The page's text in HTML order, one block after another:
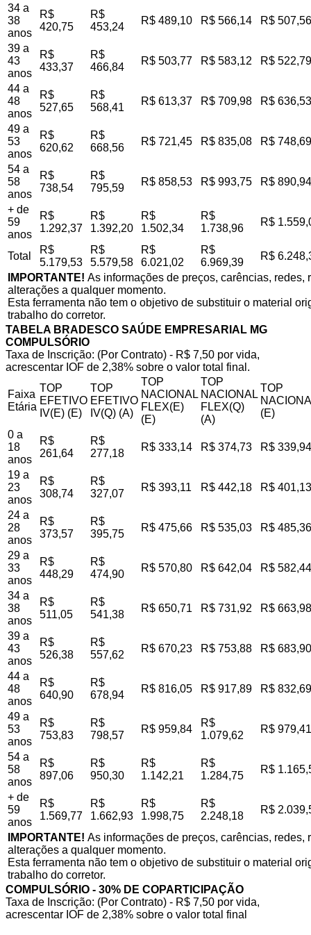
34 a
38
anos
R$
420,75
R$
453,24
R$ 489,10 R$ 566,14 R$ 507,56
39 a
43
anos
R$
433,37
R$
466,84
R$ 503,77 R$ 583,12 R$ 522,79
44 a
48
anos
R$
527,65
R$
568,41
R$ 613,37 R$ 709,98 R$ 636,53
49 a
53
anos
R$
620,62
R$
668,56
R$ 721,45 R$ 835,08 R$ 748,69
54 a
58
anos
R$
738,54
R$
795,59
R$ 858,53 R$ 993,75 R$ 890,94
+ de
59
anos
R$
1.292,37
R$
1.392,20
R$
1.502,34
R$
1.738,96
R$
Total
R$
5.179,53
R$
5.579,58
R$
6.021,02
R$
6.969,39
R$
IMPORTANTE! As informações de preços, carências,
alterações a qualquer momento.
Esta ferramenta não tem o objetivo de substituir o material
trabalho do corretor.
TABELA BRADESCO SAÚDE EMPRESARIAL MG
COMPULSÓRIO
Taxa de Inscrição: (Por Contrato) - R$ 7,50 por vida,
acrescentar IOF de 2,38% sobre o valor total final.
Faixa
Etária
TOP
EFETIVO
IV(E) (E)
TOP
EFETIVO
IV(Q) (A)
TOP
NACIONAL
FLEX(E)
(E)
TOP
NACIONAL
FLEX(Q)
(A)
TOP
(E)
0 a
18
anos
R$
261,64
R$
277,18
R$ 333,14 R$ 374,73 R$ 339,94
19 a
23
anos
R$
308,74
R$
327,07
R$ 393,11 R$ 442,18 R$ 401,13
24 a
28
anos
R$
373,57
R$
395,75
R$ 475,66 R$ 535,03 R$ 485,36
29 a
33
anos
R$
448,29
R$
474,90
R$ 570,80 R$ 642,04 R$ 582,44
34 a
38
anos
R$
511,05
R$
541,38
R$ 650,71 R$ 731,92 R$ 663,98
39 a
43
anos
R$
526,38
R$
557,62
R$ 670,23 R$ 753,88 R$ 683,90
44 a
48
anos
R$
640,90
R$
678,94
R$ 816,05 R$ 917,89 R$ 832,69
49 a
53
anos
R$
753,83
R$
798,57
R$ 959,84
R$
1.079,62
R$ 979,41
54 a
58
anos
R$
897,06
R$
950,30
R$
1.142,21
R$
1.284,75
R$
+ de
59
anos
R$
1.569,77
R$
1.662,93
R$
1.998,75
R$
2.248,18
R$
IMPORTANTE! As informações de preços, carências,
alterações a qualquer momento.
Esta ferramenta não tem o objetivo de substituir o material
trabalho do corretor.
COMPULSÓRIO - 30% DE COPARTICIPAÇÃO
Taxa de Inscrição: (Por Contrato) - R$ 7,50 por vida,
acrescentar IOF de 2,38% sobre o valor total final